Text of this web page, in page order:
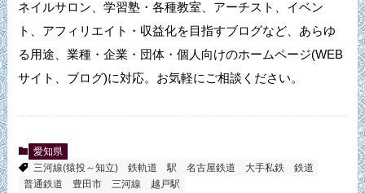
ネイルサロン、学習塾・各種教室、アーチスト、イベン
ト、アフィリエイト・収益化を目指すブログなど、あらゆ
る用途、業種・企業・団体・個人向けのホームページ(WEB
サイト、ブログ)に対応。お気軽にご相談ください。
愛知県
三河線(猿投～知立)
鉄軌道 駅 名古屋鉄道 大手私鉄
鉄道
普通鉄道
豊田市 三河線 越戸駅